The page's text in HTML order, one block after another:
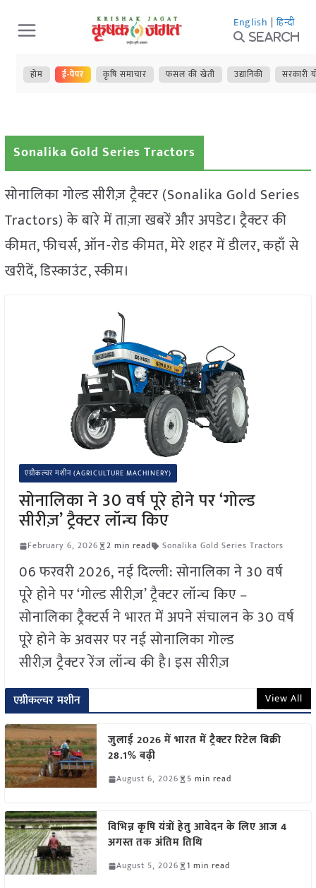
Skip
to
content
English | हिन्दी
Search
होम ई-पेपर कृषि समाचार फसल की खेती उद्यानिकी सरकारी
Sonalika Gold Series Tractors
सोनालिका गोल्ड सीरीज़ ट्रैक्टर (Sonalika Gold Series
Tractors) के बारे में ताज़ा खबरें और अपडेट। ट्रैक्टर की
कीमत, फीचर्स, ऑन-रोड कीमत, मेरे शहर में डीलर, कहाँ से
खरीदें, डिस्काउंट, स्कीम।
एग्रीकल्चर मशीन (AGRICULTURE MACHINERY)
सोनालिका ने 30 वर्ष पूरे होने पर ‘गोल्ड
सीरीज़’ ट्रैक्टर लॉन्च किए
February 6, 2026 2 min read Sonalika Gold Series Tractors
06 फरवरी 2026, नई दिल्ली: सोनालिका ने 30 वर्ष
पूरे होने पर ‘गोल्ड सीरीज़’ ट्रैक्टर लॉन्च किए –
सोनालिका ट्रैक्टर्स ने भारत में अपने संचालन के 30 वर्ष
पूरे होने के अवसर पर नई सोनालिका गोल्ड
सीरीज़ ट्रैक्टर रेंज लॉन्च की है। इस सीरीज़
एग्रीकल्चर मशीन View All
जुलाई 2026 में भारत में ट्रैक्टर रिटेल बिक्री
28.1% बढ़ी
August 6, 2026 5 min read
विभिन्न कृषि यंत्रों हेतु आवेदन के लिए आज 4
अगस्त तक अंतिम तिथि
August 5, 2026 1 min read